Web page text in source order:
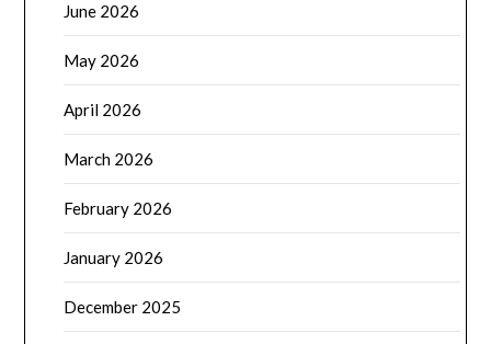
June 2026
May 2026
April 2026
March 2026
February 2026
January 2026
December 2025